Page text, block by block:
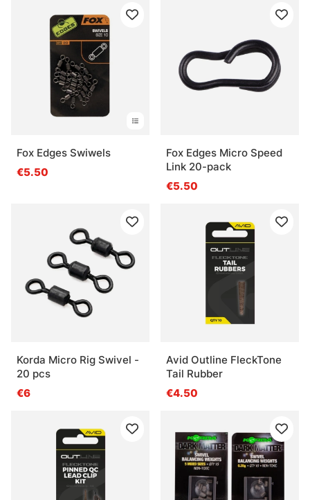
Fox Edges Swiwels
€5.50
Fox Edges Micro Speed
Link 20-pack
€5.50
Korda Micro Rig Swivel -
20 pcs
€6
Avid Outline FleckTone
Tail Rubber
€4.50